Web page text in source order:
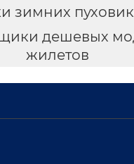
зимних
дешевых
жилетов